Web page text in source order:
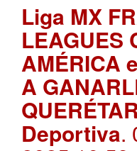
Liga MX
LEAGUES
AMÉRICA
A
Deportiva.